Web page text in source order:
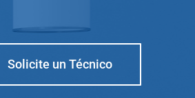
Solicite un Técnico